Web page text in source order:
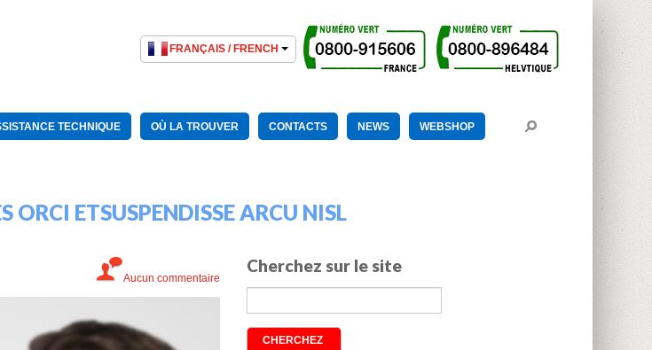
TECHNIQUE OÙ LA TROUVER CONTACTS NEWS WEBSHOP
ETSUSPENDISSE ARCU NISL
Aucun commentaire
Cherchez sur le site